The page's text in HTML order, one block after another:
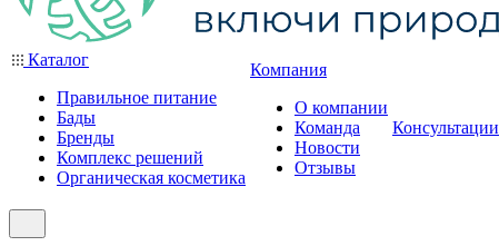
Каталог
Правильное питание
Бады
Бренды
Комплекс решений
Органическая косметика
Компания
О компании
Команда
Новости
Отзывы
Консультации